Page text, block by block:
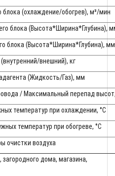
блока (охлаждение/обогрев), м³/мин
блока (Высота*Ширина*Глубина),
блока (Высота*Ширина*Глубина), мм
внешний), кг
(Жидкость/Газ), мм
/ Максимальный перепад
температур при охлаждении, °С
температур при обогреве, °С
очистки воздуха
дома, магазина,